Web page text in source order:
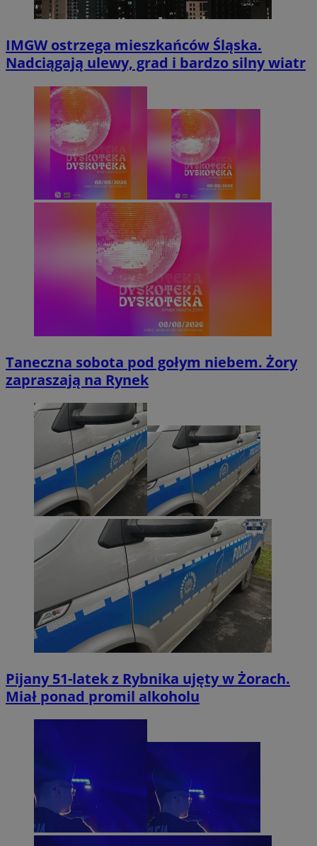
IMGW ostrzega mieszkańców Śląska.
Nadciągają ulewy, grad i bardzo silny wiatr
Taneczna sobota pod gołym niebem. Żory
zapraszają na Rynek
Pijany 51-latek z Rybnika ujęty w Żorach.
Miał ponad promil alkoholu